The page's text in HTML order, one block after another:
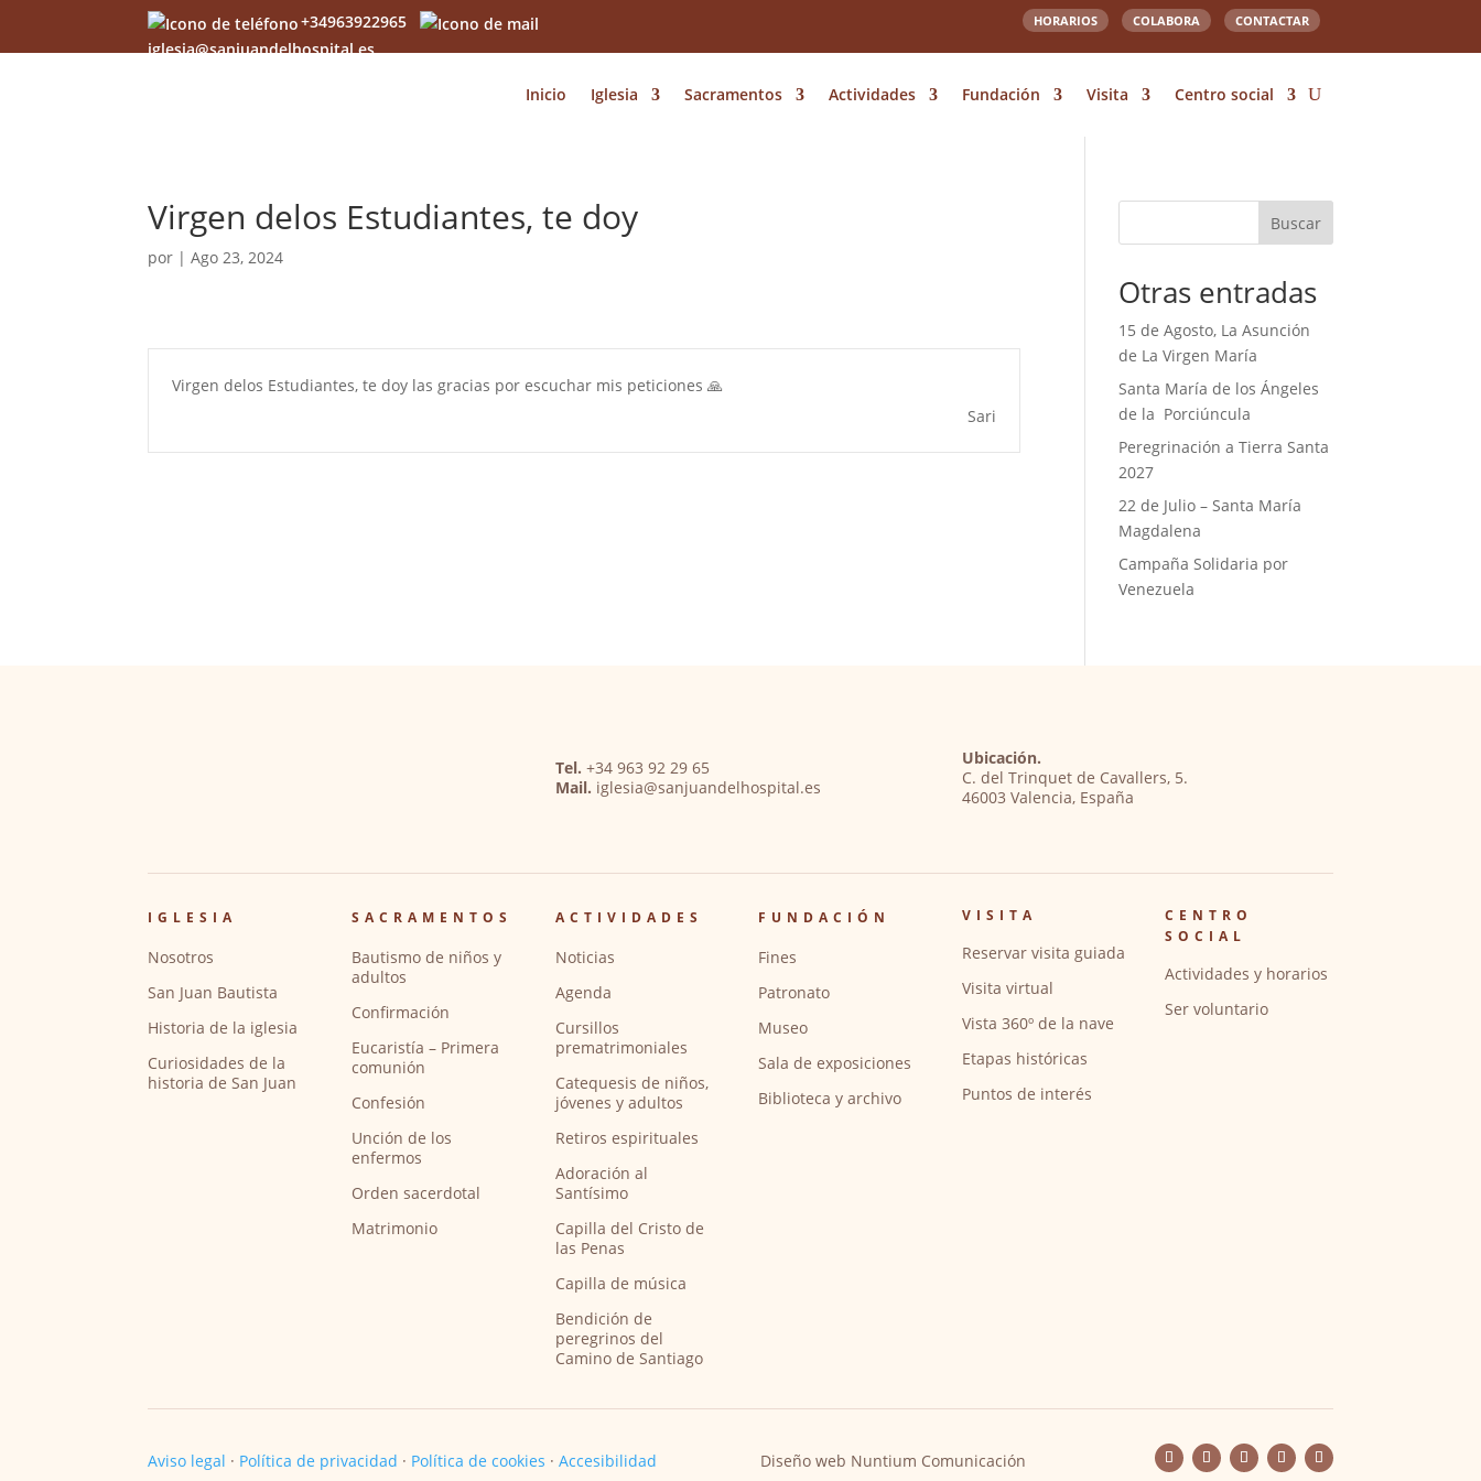
+34963922965
iglesia@sanjuandelhospital.es
HORARIOS COLABORA CONTACTAR
Inicio Iglesia Sacramentos Actividades Fundación Visita Centro social
Virgen delos Estudiantes, te doy
por |Ago 23, 2024
Virgen delos Estudiantes, te doy las gracias por escuchar mis peticiones 🙏
Sari
Buscar
Otras entradas
15 de Agosto, La Asunción
de La Virgen María
Santa María de los Ángeles
de la Porciúncula
Peregrinación a Tierra Santa
2027
22 de Julio – Santa María
Magdalena
Campaña Solidaria por
Venezuela
Tel. +34 963 92 29 65
Mail. iglesia@sanjuandelhospital.es
Ubicación.
C. del Trinquet de Cavallers, 5.
46003 Valencia, España
IGLESIA
Nosotros
San Juan Bautista
Historia de la iglesia
Curiosidades de la
historia de San Juan
SACRAMENTOS
Bautismo de niños y
adultos
Confirmación
Eucaristía – Primera
comunión
Confesión
Unción de los
enfermos
Orden sacerdotal
Matrimonio
ACTIVIDADES
Noticias
Agenda
Cursillos
prematrimoniales
Catequesis de niños,
jóvenes y adultos
Retiros espirituales
Adoración al
Santísimo
Capilla del Cristo de
las Penas
Capilla de música
Bendición de
peregrinos del
Camino de Santiago
FUNDACIÓN
Fines
Patronato
Museo
Sala de exposiciones
Biblioteca y archivo
VISITA
Reservar visita guiada
Visita virtual
Vista 360º de la nave
Etapas históricas
Puntos de interés
CENTRO
SOCIAL
Actividades y horarios
Ser voluntario
Aviso legal · Política de privacidad · Política de cookies ·Accesibilidad Diseño web Nuntium Comunicación